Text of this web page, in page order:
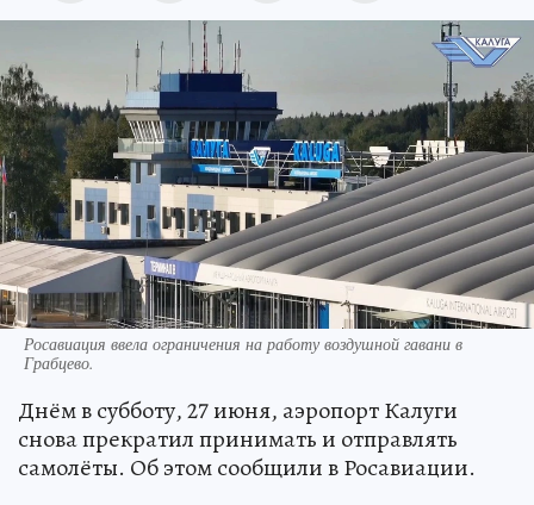
Росавиация ввела ограничения на работу воздушной гавани в
Грабцево.
Днём в субботу, 27 июня, аэропорт Калуги
снова прекратил принимать и отправлять
самолёты. Об этом сообщили в Росавиации.